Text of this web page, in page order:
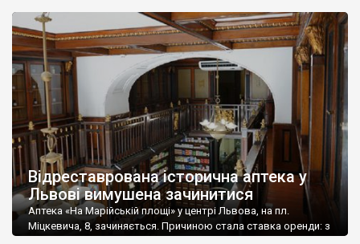
багато дрібних елементів декорації, які потрібно було
відновити. Майстри замінили притворну планку, яка була
майже знищена, прогнилу нижню частину і деякі різьблені
декоративні елементи. «Спочатку […]
Відреставрована історична аптека у
Львові вимушена зачинитися
Аптека «На Марійській площі» у центрі Львова, на пл.
Міцкевича, 8, зачиняється. Причиною стала ставка оренди: з